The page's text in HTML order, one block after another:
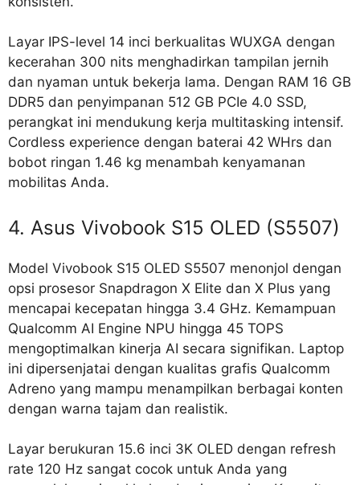
Layar IPS-level 14 inci berkualitas WUXGA dengan
kecerahan 300 nits menghadirkan tampilan jernih
dan nyaman untuk bekerja lama. Dengan RAM 16 GB
DDR5 dan penyimpanan 512 GB PCIe 4.0 SSD,
perangkat ini mendukung kerja multitasking intensif.
Cordless experience dengan baterai 42 WHrs dan
bobot ringan 1.46 kg menambah kenyamanan
mobilitas Anda.
4. Asus Vivobook S15 OLED (S5507)
Model Vivobook S15 OLED S5507 menonjol dengan
opsi prosesor Snapdragon X Elite dan X Plus yang
mencapai kecepatan hingga 3.4 GHz. Kemampuan
Qualcomm AI Engine NPU hingga 45 TOPS
mengoptimalkan kinerja AI secara signifikan. Laptop
ini dipersenjatai dengan kualitas grafis Qualcomm
Adreno yang mampu menampilkan berbagai konten
dengan warna tajam dan realistik.
Layar berukuran 15.6 inci 3K OLED dengan refresh
rate 120 Hz sangat cocok untuk Anda yang